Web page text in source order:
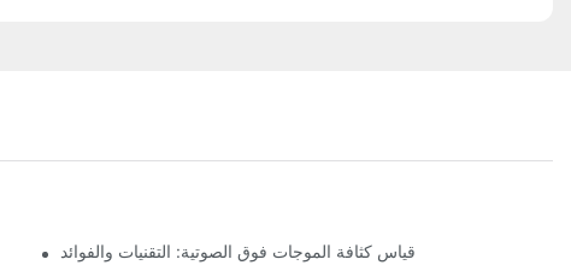
قياس كثافة الموجات فوق الصوتية: التقنيات والفوائد